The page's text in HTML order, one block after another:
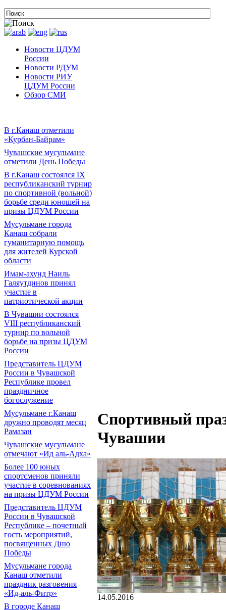
Новости ЦДУМ
России
Новости РДУМ
Новости РИУ
ЦДУМ России
Обзор СМИ
В г.Канаш отметили
«Курбан-Байрам»
Чувашские мусульмане
отметили День Победы
В г.Канаш состоялся IX
республиканский турнир
по спортивной (вольной)
борьбе среди юношей на
призы ЦДУМ России
Мусульмане города
Канаш собрали
гуманитарную помощь
для жителей Курской
области
Имам-ахунд Наиль
Галяутдинов принял
участие в
патриотической акции
В Чувашии состоялся
VIII республиканский
турнир по вольной
борьбе на призы ЦДУМ
России
Представитель ЦДУМ
России в Чувашской
Республике провел
праздничное
богослужение
Мусульмане г.Канаш
дружно проводят месяц
Рамазан
Чувашские мусульмане
отмечают «Ид аль-Адха»
Более 100 юных
спортсменов приняли
участие в соревнованиях
на призы ЦДУМ России
Представитель ЦДУМ
России в Чувашской
Республике – почетный
гость мероприятий,
посвященных Дню
Победы
Мусульмане города
Канаш отметили
праздник разговения
«Ид-аль-Фитр»
В городе Канаш
Спортивный
Чувашии
14.05.2016